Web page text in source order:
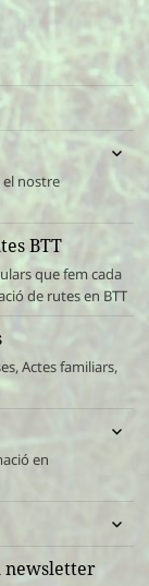
nostre
amplia
el
menú
fill
BTT
que fem cada
de rutes en BTT
Actes familiars,
en
amplia
fill
amplia
el
newsletter